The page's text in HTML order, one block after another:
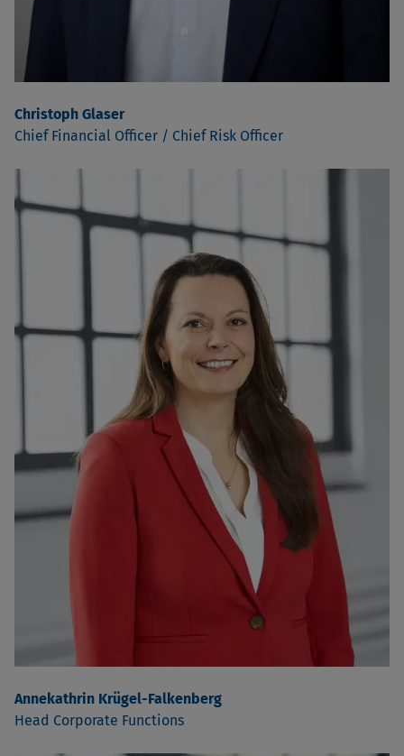
Christoph Glaser
Chief Financial Officer / Chief Risk Officer
Annekathrin Krügel-Falkenberg
Head Corporate Functions